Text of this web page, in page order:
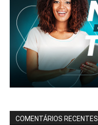
COMENTÁRIOS RECENTES